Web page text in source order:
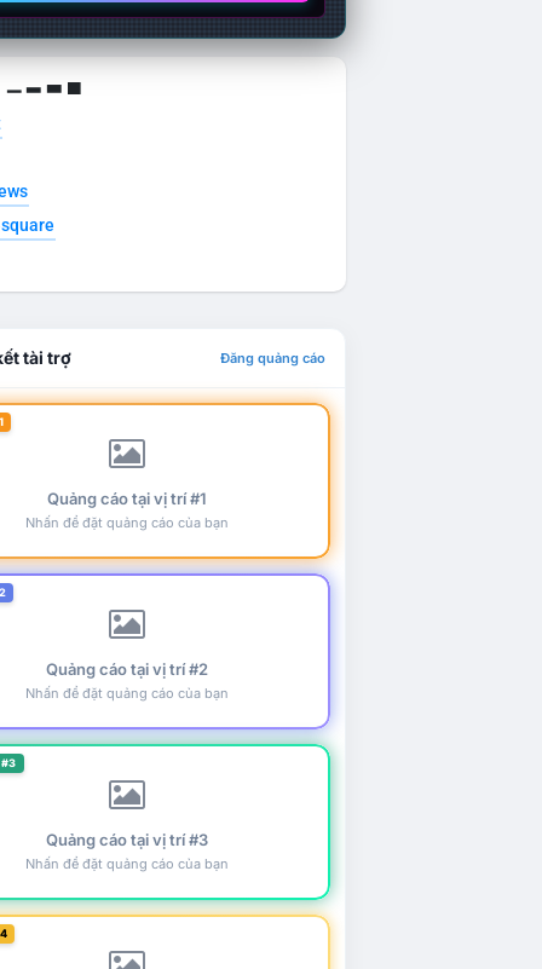
▁ ▂ ▃ ▄
tài trợ Đăng quảng cáo
Quảng cáo tại vị trí #1
Nhấn để đặt quảng cáo của bạn
Quảng cáo tại vị trí #2
Nhấn để đặt quảng cáo của bạn
Quảng cáo tại vị trí #3
Nhấn để đặt quảng cáo của bạn